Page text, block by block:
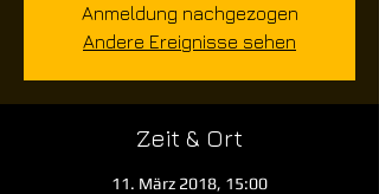
Anmeldung nachgezogen
Andere Ereignisse sehen
Zeit & Ort
11. März 2018, 15:00